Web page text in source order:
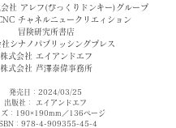
社 アレフ(びっくりドンキー)グループ
チャネルニュークリエィション
冒険研究所書店
社シナノパブリッシングプレス
株式会社 エイアンドエフ
株式会社 芦澤泰偉事務所
発売日：2024/03/25
出版社： エイアンドエフ
ズ：190×190mm／136ページ
：978-4-909355-45-4